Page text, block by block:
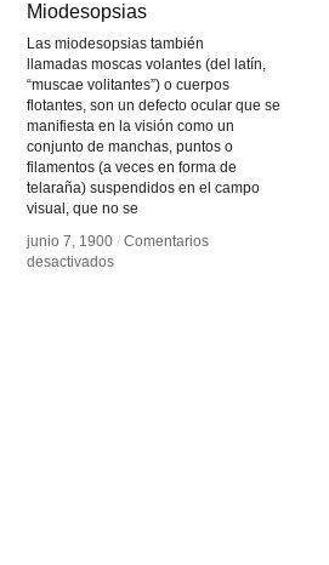
Miodesopsias
Las miodesopsias también
llamadas moscas volantes (del latín,
“muscae volitantes”) o cuerpos
flotantes, son un defecto ocular que se
manifiesta en la visión como un
conjunto de manchas, puntos o
filamentos (a veces en forma de
telaraña) suspendidos en el campo
visual, que no se
junio 7, 1900 / Comentarios
desactivadosen
Miodesopsias
junio 7, 1900 / Comentarios
desactivadosen